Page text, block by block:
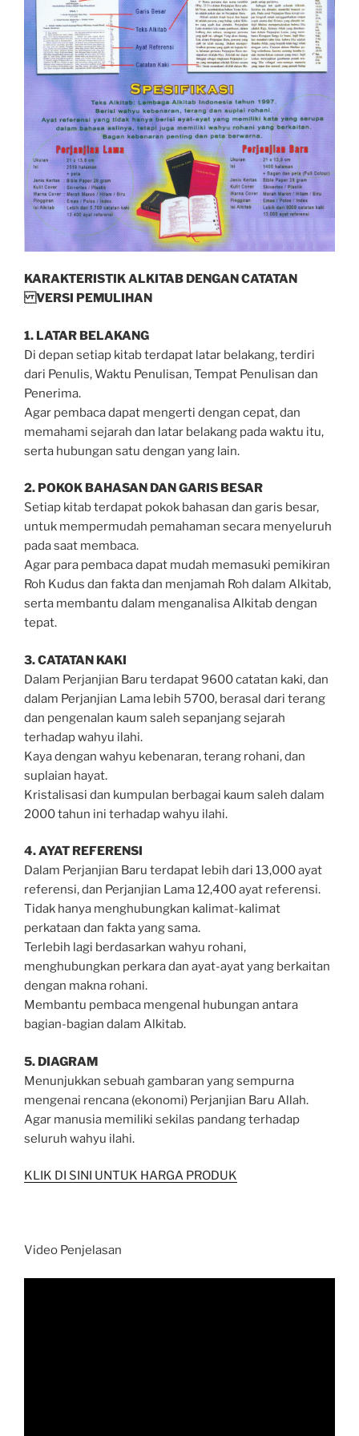
KARAKTERISTIK ALKITAB DENGAN CATATAN
VERSI PEMULIHAN
1. LATAR BELAKANG
Di depan setiap kitab terdapat latar belakang, terdiri
dari Penulis, Waktu Penulisan, Tempat Penulisan dan
Penerima.
Agar pembaca dapat mengerti dengan cepat, dan
memahami sejarah dan latar belakang pada waktu itu,
serta hubungan satu dengan yang lain.
2. POKOK BAHASAN DAN GARIS BESAR
Setiap kitab terdapat pokok bahasan dan garis besar,
untuk mempermudah pemahaman secara menyeluruh
pada saat membaca.
Agar para pembaca dapat mudah memasuki pemikiran
Roh Kudus dan fakta dan menjamah Roh dalam Alkitab,
serta membantu dalam menganalisa Alkitab dengan
tepat.
3. CATATAN KAKI
Dalam Perjanjian Baru terdapat 9600 catatan kaki, dan
dalam Perjanjian Lama lebih 5700, berasal dari terang
dan pengenalan kaum saleh sepanjang sejarah
terhadap wahyu ilahi.
Kaya dengan wahyu kebenaran, terang rohani, dan
suplaian hayat.
Kristalisasi dan kumpulan berbagai kaum saleh dalam
2000 tahun ini terhadap wahyu ilahi.
4. AYAT REFERENSI
Dalam Perjanjian Baru terdapat lebih dari 13,000 ayat
referensi, dan Perjanjian Lama 12,400 ayat referensi.
Tidak hanya menghubungkan kalimat-kalimat
perkataan dan fakta yang sama.
Terlebih lagi berdasarkan wahyu rohani,
menghubungkan perkara dan ayat-ayat yang berkaitan
dengan makna rohani.
Membantu pembaca mengenal hubungan antara
bagian-bagian dalam Alkitab.
5. DIAGRAM
Menunjukkan sebuah gambaran yang sempurna
mengenai rencana (ekonomi) Perjanjian Baru Allah.
Agar manusia memiliki sekilas pandang terhadap
seluruh wahyu ilahi.
KLIK DI SINI UNTUK HARGA PRODUK
Video Penjelasan